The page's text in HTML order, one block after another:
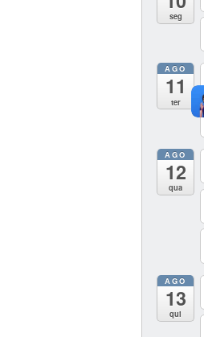
seg
AGO
11
ter
AGO
12
qua
AGO
13
qui